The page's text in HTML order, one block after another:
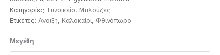
Κατηγορίες: Γυναικεία, Μπλούζες
Ετικέτες: Άνοιξη, Καλοκαίρι, Φθινόπωρο
Μεγέθη
Μπλούζα
με